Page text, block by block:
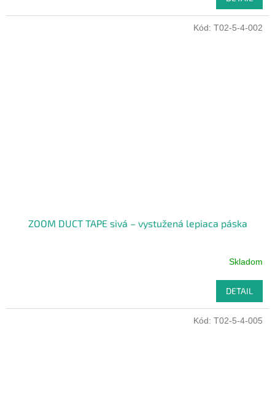
ZOOM DUCT TAPE sivá – vystužená lepiaca páska
Skladom
DETAIL
Kód: T02-5-4-002
Kód: T02-5-4-005